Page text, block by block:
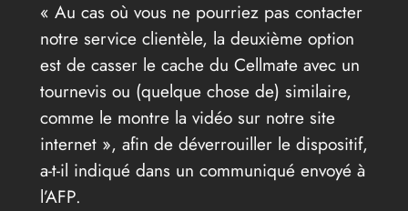
« Au cas où vous ne pourriez pas contacter
notre service clientèle, la deuxième option
est de casser le cache du Cellmate avec un
tournevis ou (quelque chose de) similaire,
comme le montre la vidéo sur notre site
internet », afin de déverrouiller le dispositif,
a-t-il indiqué dans un communiqué envoyé à
l’AFP.